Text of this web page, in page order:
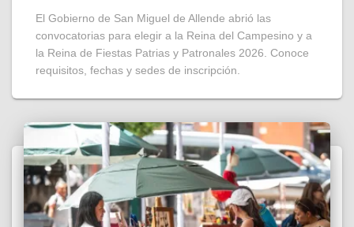
El Gobierno de San Miguel de Allende abrió las
convocatorias para elegir a la Reina del Campesino y a
la Reina de Fiestas Patrias y Patronales 2026. Conoce
requisitos, fechas y sedes de inscripción.